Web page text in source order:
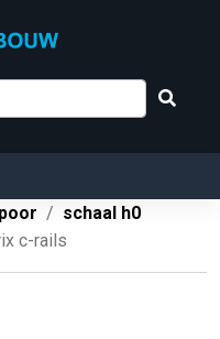
schaal h0
c-rails